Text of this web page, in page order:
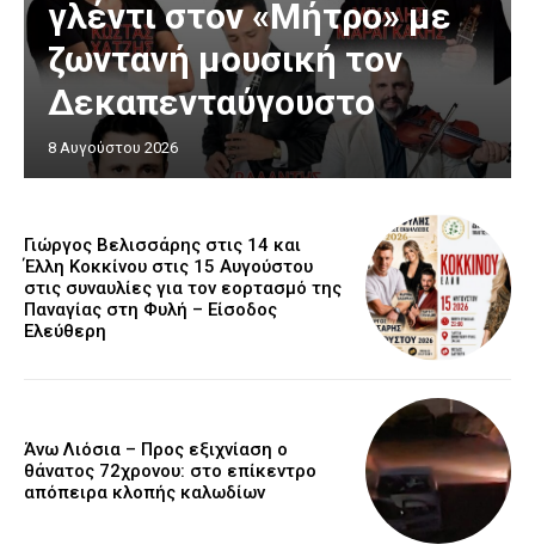
γλέντι στον «Μήτρο» με
ζωντανή μουσική τον
Δεκαπενταύγουστο
8 Αυγούστου 2026
Γιώργος Βελισσάρης στις 14 και
Έλλη Κοκκίνου στις 15 Αυγούστου
στις συναυλίες για τον εορτασμό της
Παναγίας στη Φυλή – Είσοδος
Ελεύθερη
Άνω Λιόσια – Προς εξιχνίαση ο
θάνατος 72χρονου: στο επίκεντρο
απόπειρα κλοπής καλωδίων